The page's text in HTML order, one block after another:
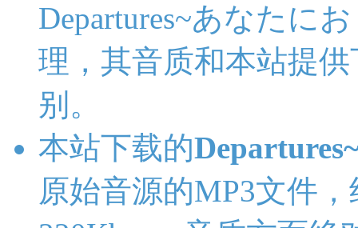
Departures~あなたに
理，其音质和本站提
别。
本站下载的
原始音源的MP3文件